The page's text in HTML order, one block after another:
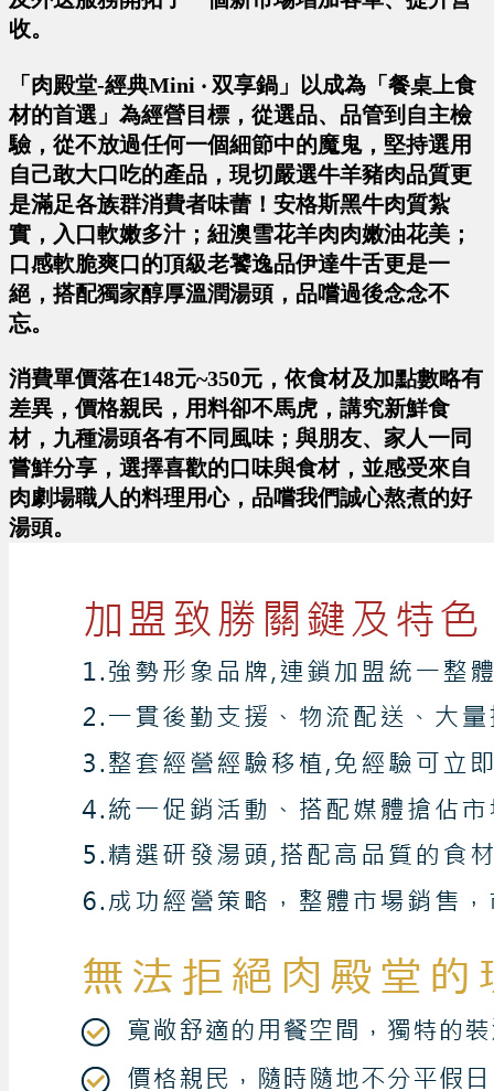
收。
「肉殿堂-經典Mini ‧ 双享鍋」以成為「餐桌上食
材的首選」為經營目標，從選品、品管到自主檢
驗，從不放過任何一個細節中的魔鬼，堅持選用
自己敢大口吃的產品，現切嚴選牛羊豬肉品質更
是滿足各族群消費者味蕾！安格斯黑牛肉質紮
實，入口軟嫩多汁；紐澳雪花羊肉肉嫩油花美；
口感軟脆爽口的頂級老饕逸品伊達牛舌更是一
絕，搭配獨家醇厚溫潤湯頭，品嚐過後念念不
忘。
消費單價落在148元~350元，依食材及加點數略有
差異，價格親民，用料卻不馬虎，講究新鮮食
材，九種湯頭各有不同風味；與朋友、家人一同
嘗鮮分享，選擇喜歡的口味與食材，並感受來自
肉劇場職人的料理用心，品嚐我們誠心熬煮的好
湯頭。